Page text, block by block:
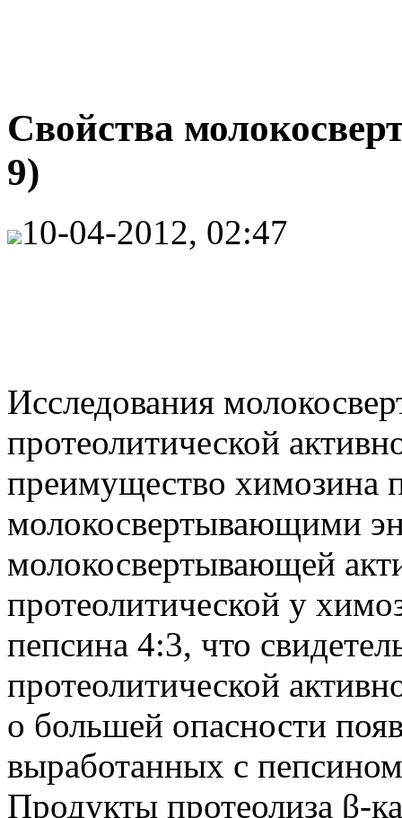
Свойства
9)
10-04-2012, 02:47
Исследования
протеолитической
преимущество химозина
молокосвертывающими
молокосвертывающей
протеолитической у
пепсина 4:3, что
протеолитической
о большей опасности
выработанных с
Продукты протеолиза β-